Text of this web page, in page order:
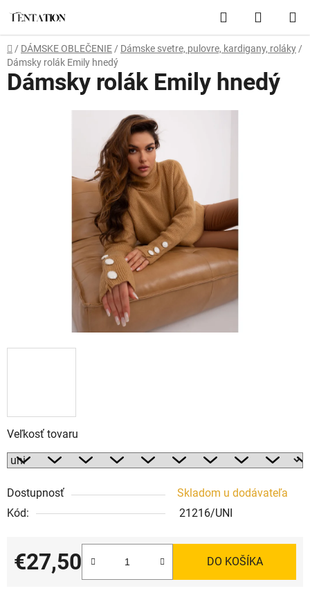
obsah
Hľadať
KOŠÍK
Domov
/ DÁMSKE OBLEČENIE / Dámske svetre, pulovre, kardigany, roláky /
Dámsky rolák Emily hnedý
Veľkosť tovaru
Dostupnosť
Skladom u dodávateľa
Kód:
21216/UNI
€27,50
Jednotková cena:
DO KOŠÍKA
Dámsky rolák Emily hnedý